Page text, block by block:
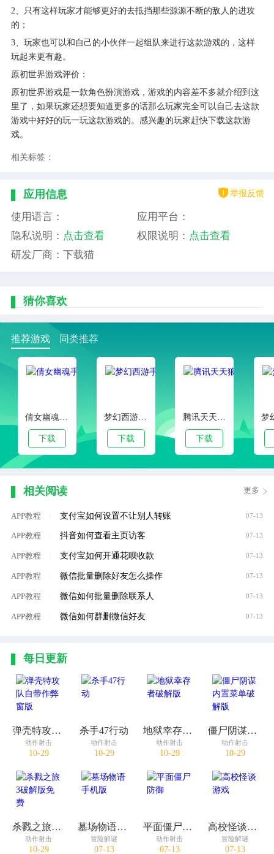
2、只有这样玩家才能够更好的去抵挡那些源源不断的敌人的进攻
的；
3、玩家也可以和自己的小伙伴一起组队来进行这款游戏的，这样
玩起来更有趣。
原初世界游戏评价：
原初世界游戏是一款角色扮演游戏，游戏的内容差不多就介绍到这
里了，如果玩家还想要知道更多的话那么玩家完全可以自己去这款
游戏中好好的玩一玩这款游戏的。感兴趣的玩家赶快下载这款游
戏。
相关标签：
应用信息 举报反馈
使用语言：
应用平台：
隐私说明： 点击查看 权限说明： 点击查看
研发厂商：下载猫
猜你喜欢
推荐游戏 同类推荐
倩女幽魂手游官服版本
下载
梦幻西游手游客户端下载
下载
腾讯天天狼人杀官方安卓版
下载
相关阅读 更多
APP教程 支付宝如何设置不让别人转账 07-13
APP教程 抖音如何查看主页访客 07-13
APP教程 支付宝如何开通花呗收款 07-13
APP教程 微信批量删除好友怎么操作 07-13
APP教程 微信如何批量删除联系人 07-13
APP教程 微信如何群删微信好友 07-13
每日更新
弹壳特攻队自带作弊窗版
动作射击
10-29
杀手47行动
动作射击
10-29
地狱幸存者破解版
动作射击
10-29
僵尸阴谋内置菜单破解版
动作射击
10-29
杀戮之旅3破解版免费
动作射击
10-29
墓场物语手机版
冒险解谜
07-13
平面僵尸防御
动作射击
07-13
高校怪谈游戏
冒险解谜
07-13